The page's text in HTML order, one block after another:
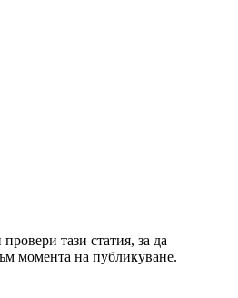
тази статия, за да
момента на публикуване.